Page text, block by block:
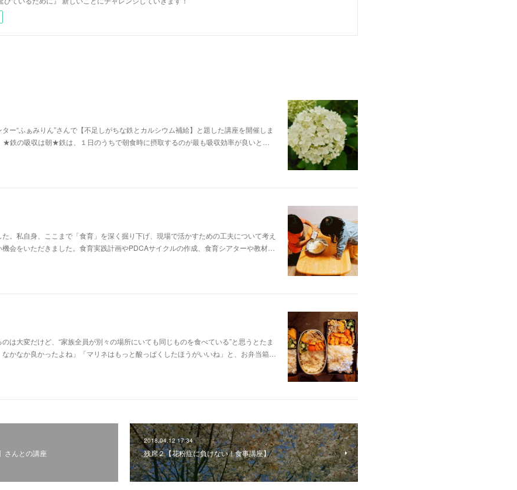
ー“ふぁみりん”さんで【不足しがちな鉄とカルシウム補給】と題した講座を開催しま
★鉄の吸収は朝★​鉄は、１日のうちで朝食時に摂取するのが最も吸収効率が良いと…
。私自身、ここまで「食育」を深く掘り下げ、現場で活かすための工夫について考え
会をいただきました。食育実践計画やPDCAサイクルの作成、食育シアターや教材…
は大変だけど、“家族全員が別々の場所にいても同じものを食べている”と思うとたま
かなか良かったよね」「マリネはもっと酸っぱくしたほうがいいね」と、お弁当箱…
さんとの講座
2018.04.12 17:34
残席２【花粉症に負けない！食事講座】